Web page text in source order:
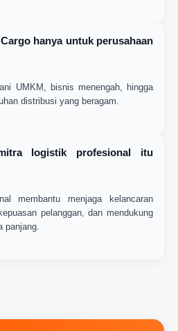
hanya untuk perusahaan
UMKM, bisnis menengah, hingga
distribusi yang beragam.
logistik profesional itu
membantu menjaga kelancaran
pelanggan, dan mendukung
panjang.